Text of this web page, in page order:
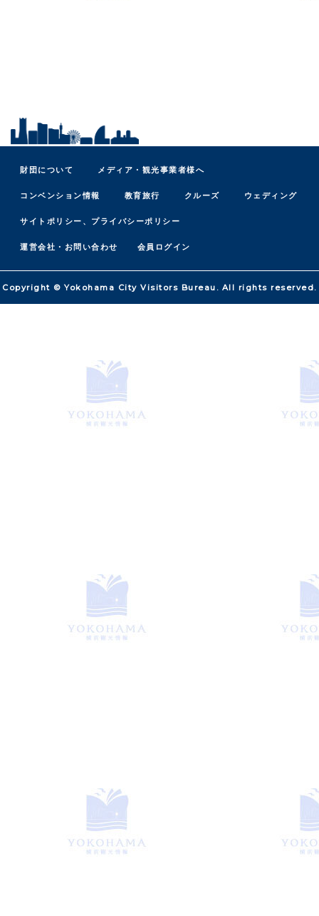
財団について メディア・観光事業者様へ
コンベンション情報 教育旅行 クルーズ ウェディング
サイトポリシー、プライバシーポリシー
運営会社・お問い合わせ 会員ログイン
Copyright © Yokohama City Visitors Bureau. All rights reserved.